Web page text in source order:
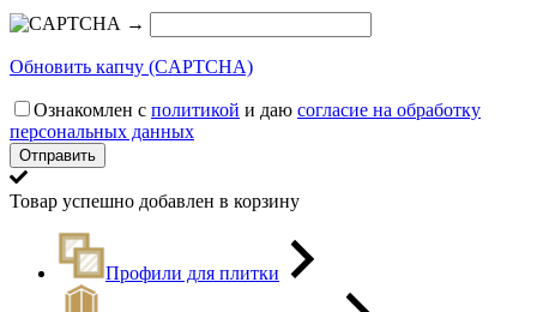
→
Обновить капчу (CAPTCHA)
Ознакомлен с политикой и даю согласие на обработку
персональных данных
Товар успешно добавлен в корзину
Профили для плитки